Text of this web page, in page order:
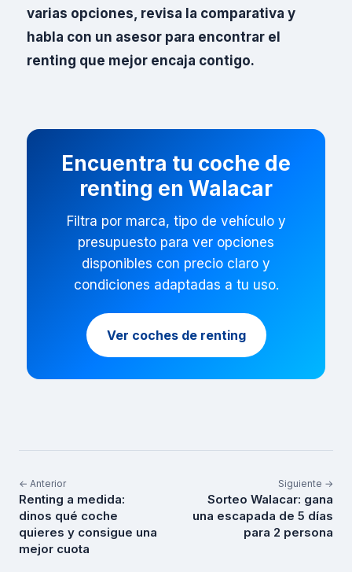
varias opciones, revisa la comparativa y
habla con un asesor para encontrar el
renting que mejor encaja contigo.
Encuentra tu coche de
renting en Walacar
Filtra por marca, tipo de vehículo y
presupuesto para ver opciones
disponibles con precio claro y
condiciones adaptadas a tu uso.
Ver coches de renting
← Anterior
Renting a medida:
dinos qué coche
quieres y consigue una
mejor cuota
Siguiente →
Sorteo Walacar: gana
una escapada de 5 días
para 2 persona